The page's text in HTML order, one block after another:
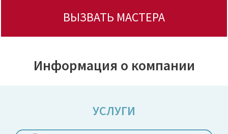
ВЫЗВАТЬ МАСТЕРА
Информация о компании
УСЛУГИ